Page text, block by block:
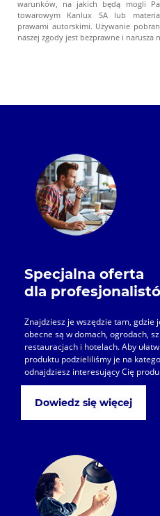
warunków, na jakich będą mogli
towarowym Kanlux SA lub
prawami autorskimi. Używanie
naszej zgody jest bezprawne i narusza
Specjalna oferta
dla
Znajdziesz je wszędzie tam, gdzie
obecne są w domach, ogrodach,
restauracjach i hotelach. Aby
produktu podzieliliśmy je na
odnajdziesz interesujący Cię
Dowiedz się więcej